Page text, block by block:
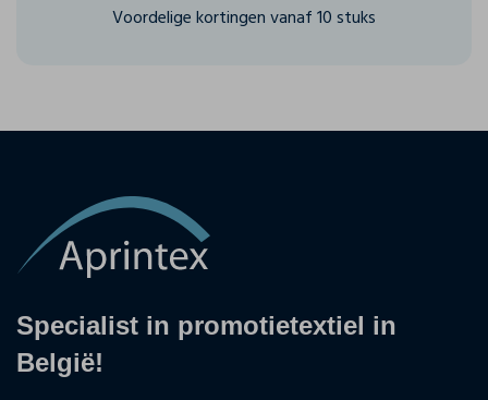
Voordelige kortingen vanaf 10 stuks
Specialist in promotietextiel in
België!